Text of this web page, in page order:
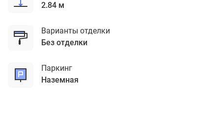
2.84 м
Варианты отделки
без отделки
Паркинг
наземная